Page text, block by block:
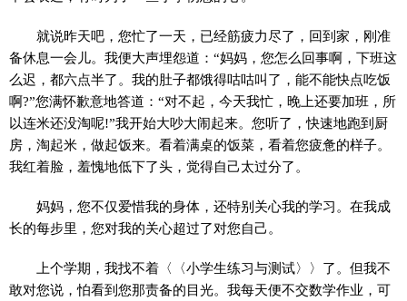
就说昨天吧，您忙了一天，已经筋疲力尽了，回到家，刚准
备休息一会儿。我便大声埋怨道：“妈妈，您怎么回事啊，下班这
么迟，都六点半了。我的肚子都饿得咕咕叫了，能不能快点吃饭
啊?”您满怀歉意地答道：“对不起，今天我忙，晚上还要加班，所
以连米还没淘呢!”我开始大吵大闹起来。您听了，快速地跑到厨
房，淘起米，做起饭来。看着满桌的饭菜，看着您疲惫的样子。
我红着脸，羞愧地低下了头，觉得自己太过分了。
妈妈，您不仅爱惜我的身体，还特别关心我的学习。在我成
长的每步里，您对我的关心超过了对您自己。
上个学期，我找不着〈〈小学生练习与测试〉〉了。但我不
敢对您说，怕看到您那责备的目光。我每天便不交数学作业，可